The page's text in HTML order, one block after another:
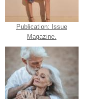
Publication: Issue
Magazine.